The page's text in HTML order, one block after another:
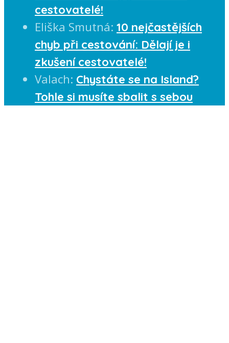
cestovatelé!
Eliška Smutná: 10 nejčastějších
chyb při cestování: Dělají je i
zkušení cestovatelé!
Valach: Chystáte se na Island?
Tohle si musíte sbalit s sebou